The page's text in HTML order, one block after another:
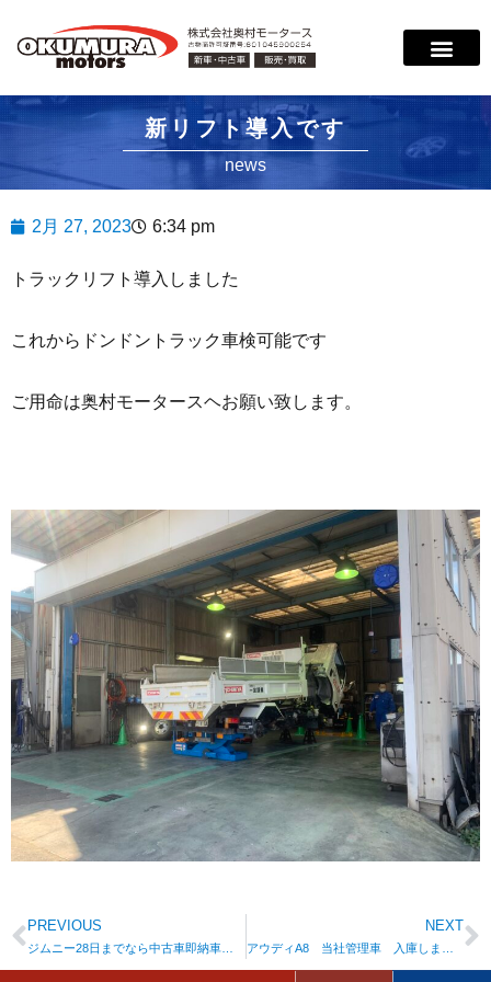
新リフト導入です
news
2月 27, 2023 6:34 pm
トラックリフト導入しました
これからドンドントラック車検可能です
ご用命は奥村モータースヘお願い致します。
PREVIOUS NEXT